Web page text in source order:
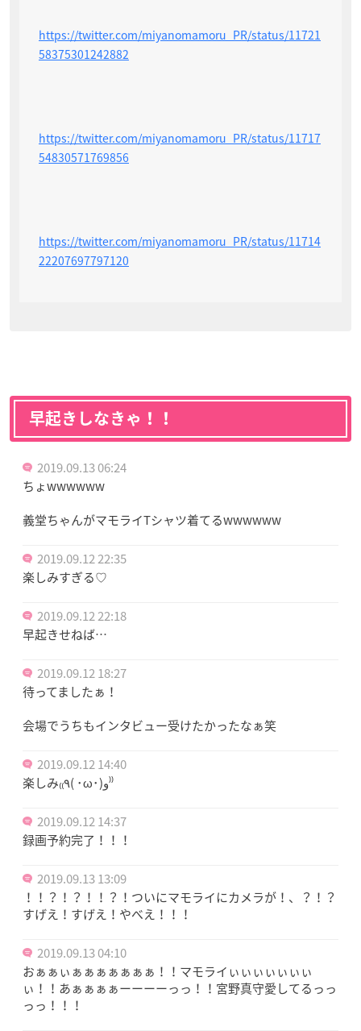
https://twitter.com/miyanomamoru_PR/status/11721
58375301242882
https://twitter.com/miyanomamoru_PR/status/11717
54830571769856
https://twitter.com/miyanomamoru_PR/status/11714
22207697797120
早起きしなきゃ！！
2019.09.13 06:24
ちょwwwwww
義堂ちゃんがマモライTシャツ着てるwwwwww
2019.09.12 22:35
楽しみすぎる♡
2019.09.12 22:18
早起きせねば…
2019.09.12 18:27
待ってましたぁ！
会場でうちもインタビュー受けたかったなぁ笑
2019.09.12 14:40
楽しみ₍₍٩( ･ω･)و⁾⁾
2019.09.12 14:37
録画予約完了！！！
2019.09.13 13:09
！！？！？！！？！ついにマモライにカメラが！、？！？
すげえ！すげえ！やべえ！！！
2019.09.13 04:10
おぁぁぃぁぁぁぁぁぁぁ！！マモライぃぃぃぃぃぃぃ
ぃ！！あぁぁぁぁーーーーっっ！！宮野真守愛してるっっ
っっ！！！